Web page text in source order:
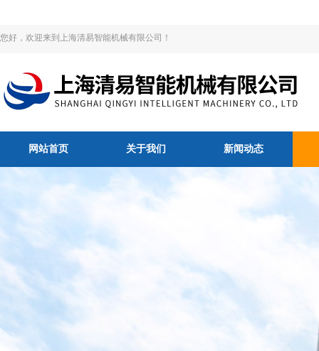
您好，欢迎来到上海清易智能机械有限公司！
网站首页 关于我们 新闻动态